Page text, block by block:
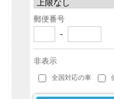
郵便番号
-
非表示
全国対応の車